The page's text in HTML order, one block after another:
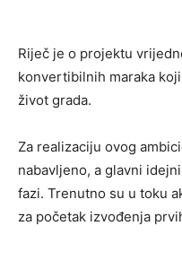
Riječ je o projektu
konvertibilnih maraka
život grada.
Za realizaciju ovog
nabavljeno, a glavni
fazi. Trenutno su u toku
za početak izvođenja